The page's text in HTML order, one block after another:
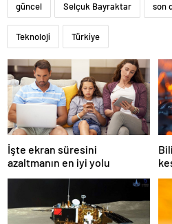
güncel Selçuk Bayraktar son
Teknoloji Türkiye
İşte ekran süresini
azaltmanın en iyi yolu